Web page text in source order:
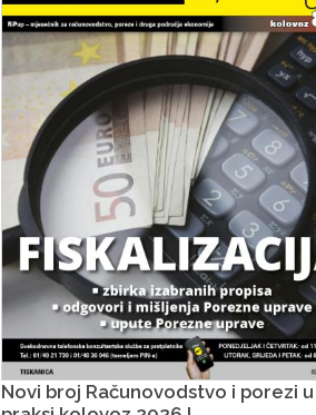
Novi broj Računovodstvo i porezi u